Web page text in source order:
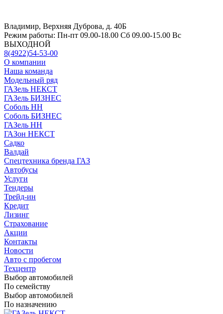
Владимир, Верхняя Дуброва, д. 40Б
Режим работы: Пн-пт 09.00-18.00 Сб 09.00-15.00 Вс
ВЫХОДНОЙ
8(4922)54-53-00
О компании
Наша команда
Модельный ряд
ГАЗель НЕКСТ
ГАЗель БИЗНЕС
Соболь НН
Соболь БИЗНЕС
ГАЗель НН
ГАЗон НЕКСТ
Садко
Валдай
Спецтехника бренда ГАЗ
Автобусы
Услуги
Тендеры
Трейд-ин
Кредит
Лизинг
Страхование
Акции
Контакты
Новости
Авто с пробегом
Техцентр
Выбор автомобилей
По семейству
Выбор автомобилей
По назначению